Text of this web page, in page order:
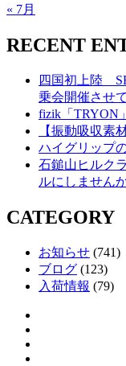
« 7月
RECENT
四国初上陸
乗会開催させ
fizik「TRYON
【振動吸収素
ハイグリップ
石鎚山ヒルク
ルにしません
CATEGORY
お知らせ (741)
ブログ (123)
入荷情報 (79)